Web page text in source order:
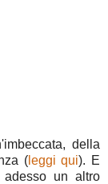
della
(leggi qui). E
un altro